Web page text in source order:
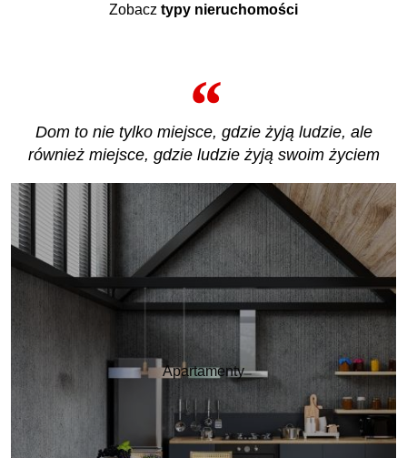
Zobacz typy nieruchomości
Dom to nie tylko miejsce, gdzie żyją ludzie, ale
również miejsce, gdzie ludzie żyją swoim życiem
Apartamenty